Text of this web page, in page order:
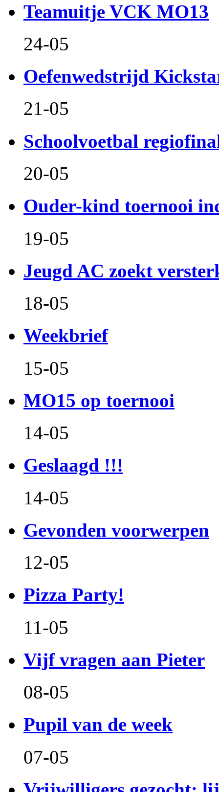
Teamuitje VCK MO13
24-05
Oefenwedstrijd
21-05
Schoolvoetbal
20-05
Ouder-kind toernooi
19-05
Jeugd AC zoekt
18-05
Weekbrief
15-05
MO15 op toernooi
14-05
Geslaagd !!!
14-05
Gevonden voorwerpen
12-05
Pizza Party!
11-05
Vijf vragen aan Pieter
08-05
Pupil van de week
07-05